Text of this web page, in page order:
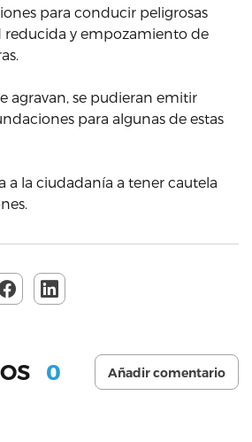
para conducir peligrosas
reducida y empozamiento de
agravan, se pudieran emitir
para algunas de estas
a la ciudadanía a tener cautela
0 Añadir comentario